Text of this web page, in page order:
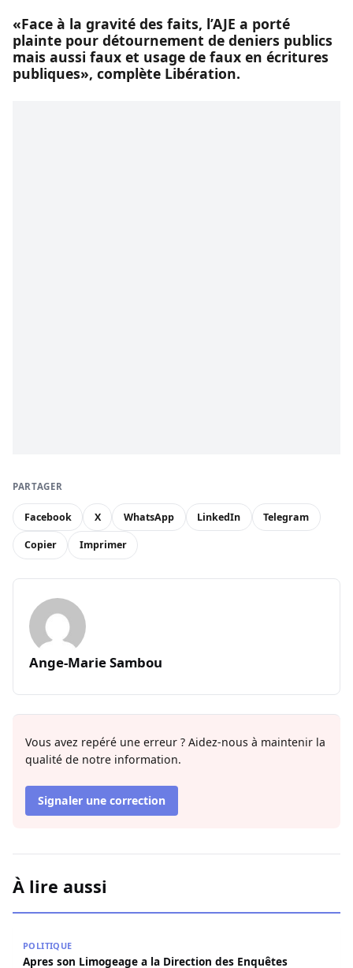
«Face à la gravité des faits, l’AJE a porté
plainte pour détournement de deniers publics
mais aussi faux et usage de faux en écritures
publiques», complète Libération.
PARTAGER
Facebook X WhatsApp LinkedIn Telegram
Copier Imprimer
Ange-Marie Sambou
Vous avez repéré une erreur ? Aidez-nous à maintenir la
qualité de notre information.
Signaler une correction
À lire aussi
POLITIQUE
Apres son Limogeage a la Direction des Enquêtes